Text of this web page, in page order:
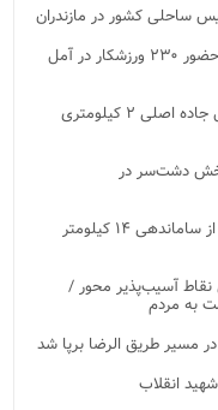
رقابت‌های کشتی آزاد پیشکسوتان کشور با حضور ۲۳۰ ورزشکار در آمل
پایان پروژه نیمه‌تمام ۱۵ ساله پارک و تکمیل جاده اصلی ۲ کیلومتری
آمل از ۱۴ روستای بخش دشت‌سر در
چالوس آماده جهشی تازه در مسیر توسعه/ از ساماندهی ۱۴ کیلومتر
نقاط آسیب‌پذیر محور /
به مردم
انقلاب